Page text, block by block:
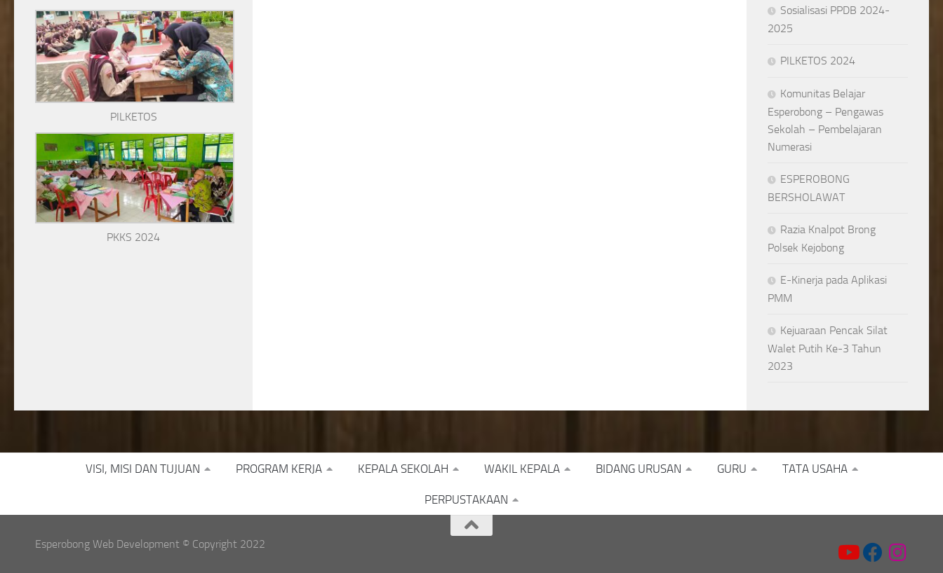
PILKETOS
PKKS 2024
Sosialisasi PPDB 2024-
2025
PILKETOS 2024
Komunitas Belajar
Esperobong – Pengawas
Sekolah – Pembelajaran
Numerasi
ESPEROBONG
BERSHOLAWAT
Razia Knalpot Brong
Polsek Kejobong
E-Kinerja pada Aplikasi
PMM
Kejuaraan Pencak Silat
Walet Putih Ke-3 Tahun
2023
VISI, MISI DAN TUJUAN PROGRAM KERJA KEPALA SEKOLAH WAKIL KEPALA BIDANG URUSAN GURU TATA USAHA
PERPUSTAKAAN
Esperobong Web Development © Copyright 2022